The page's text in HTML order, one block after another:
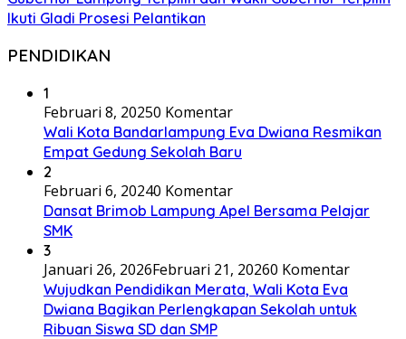
Ikuti Gladi Prosesi Pelantikan
PENDIDIKAN
1
Februari 8, 20250 Komentar
Wali Kota Bandarlampung Eva Dwiana Resmikan
Empat Gedung Sekolah Baru
2
Februari 6, 20240 Komentar
Dansat Brimob Lampung Apel Bersama Pelajar
SMK
3
Januari 26, 2026Februari 21, 20260 Komentar
Wujudkan Pendidikan Merata, Wali Kota Eva
Dwiana Bagikan Perlengkapan Sekolah untuk
Ribuan Siswa SD dan SMP